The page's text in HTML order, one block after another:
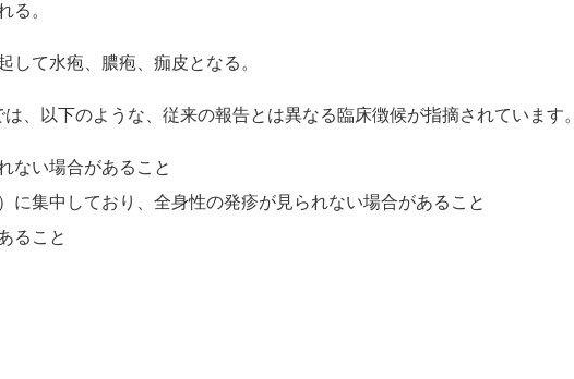
る。
して水疱、膿疱、痂皮となる。
、以下のような、従来の報告とは異なる臨床徴候が指摘されています。
ない場合があること
に集中しており、全身性の発疹が見られない場合があること
ること